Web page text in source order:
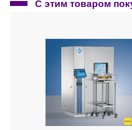
С этим товаром